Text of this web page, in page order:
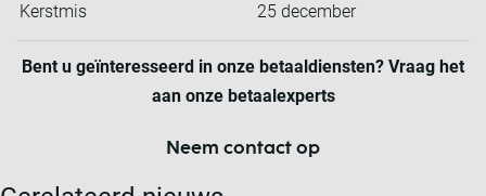
Kerstmis
25 december
Bent u geïnteresseerd in onze betaaldiensten? Vraag het
aan onze betaalexperts
Neem contact op